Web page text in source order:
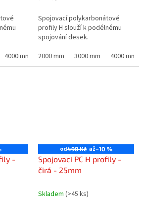
4000 mm 6000 mm 7000 mm
Spojovací polykarbonátové
profily H slouží k podélnému
spojování desek.
2000 mm
3000 mm 4000 mm
-
od498 Kč až–10 %
Spojovací PC H profily -
čirá - 25mm
Skladem (>45 ks)